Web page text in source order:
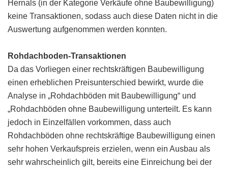
Hernals (in der Kategorie Verkäufe ohne Baubewilligung)
keine Transaktionen, sodass auch diese Daten nicht in die
Auswertung aufgenommen werden konnten.
Rohdachboden-Transaktionen
Da das Vorliegen einer rechtskräftigen Baubewilligung
einen erheblichen Preisunterschied bewirkt, wurde die
Analyse in „Rohdachböden mit Baubewilligung“ und
„Rohdachböden ohne Baubewilligung unterteilt. Es kann
jedoch in Einzelfällen vorkommen, dass auch
Rohdachböden ohne rechtskräftige Baubewilligung einen
sehr hohen Verkaufspreis erzielen, wenn ein Ausbau als
sehr wahrscheinlich gilt, bereits eine Einreichung bei der